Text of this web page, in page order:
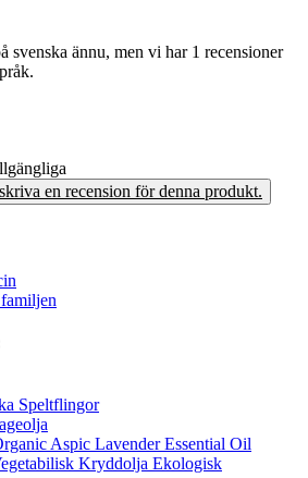
svenska ännu, men vi har 1 recensioner
en recension för denna produkt.
Speltflingor
Aspic Lavender Essential Oil
Kryddolja Ekologisk